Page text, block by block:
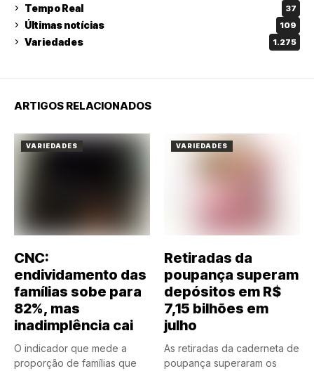
Tempo Real 37
Últimas notícias 109
Variedades 1.275
ARTIGOS RELACIONADOS
VARIEDADES
CNC:
endividamento das
famílias sobe para
82%, mas
inadimplência cai
O indicador que mede a
proporção de famílias que
VARIEDADES
Retiradas da
poupança superam
depósitos em R$
7,15 bilhões em
julho
As retiradas da caderneta de
poupança superaram os